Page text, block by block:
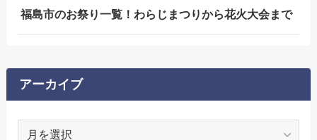
福島市のお祭り一覧！わらじまつりから花火大会まで
アーカイブ